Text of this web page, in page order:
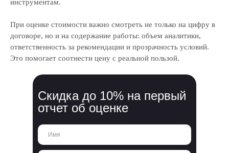
инструментам.
При оценке стоимости важно смотреть не только на цифру в
договоре, но и на содержание работы: объем аналитики,
ответственность за рекомендации и прозрачность условий.
Это помогает соотнести цену с реальной пользой.
Скидка до 10% на первый
отчет об оценке